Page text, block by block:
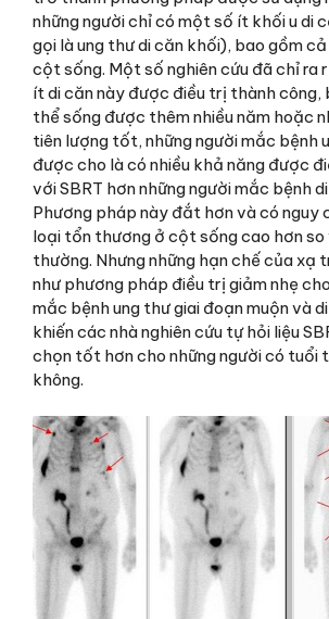
những người chỉ có một số ít khối u di
gọi là ung thư di căn khối), bao gồm cả
cột sống. Một số nghiên cứu đã chỉ ra
ít di căn này được điều trị thành công,
thể sống được thêm nhiều năm hoặc
tiên lượng tốt, những người mắc bệnh
được cho là có nhiều khả năng được
với SBRT hơn những người mắc bệnh
Phương pháp này đắt hơn và có nguy
loại tổn thương ở cột sống cao hơn
thường. Nhưng những hạn chế của xạ
như phương pháp điều trị giảm nhẹ
mắc bệnh ung thư giai đoạn muộn và
khiến các nhà nghiên cứu tự hỏi liệu
chọn tốt hơn cho những người có tuổi
không.